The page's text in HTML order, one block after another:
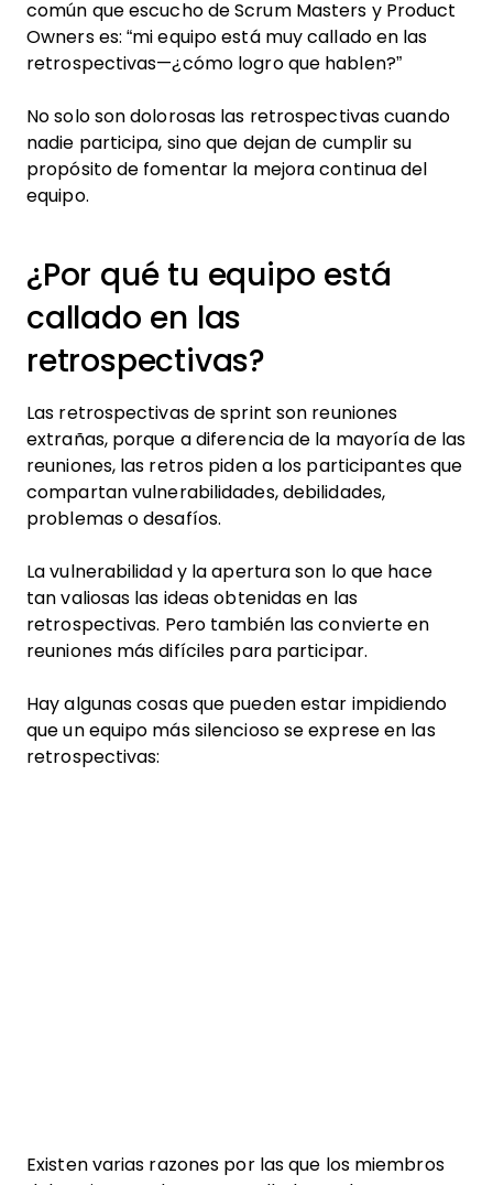
común que escucho de Scrum Masters y Product
Owners es: “mi equipo está muy callado en las
retrospectivas—¿cómo logro que hablen?”
No solo son dolorosas las retrospectivas cuando
nadie participa, sino que dejan de cumplir su
propósito de fomentar la mejora continua del
equipo.
¿Por qué tu equipo está
callado en las
retrospectivas?
Las retrospectivas de sprint son reuniones
extrañas, porque a diferencia de la mayoría de las
reuniones, las retros piden a los participantes que
compartan vulnerabilidades, debilidades,
problemas o desafíos.
La vulnerabilidad y la apertura son lo que hace
tan valiosas las ideas obtenidas en las
retrospectivas. Pero también las convierte en
reuniones más difíciles para participar.
Hay algunas cosas que pueden estar impidiendo
que un equipo más silencioso se exprese en las
retrospectivas:
Existen varias razones por las que los miembros